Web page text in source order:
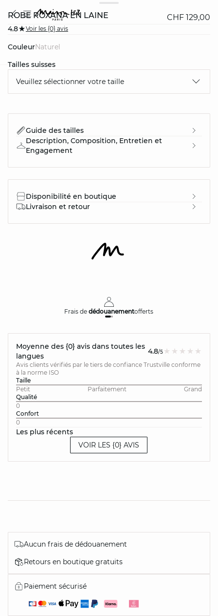
ROBE ROXANA EN LAINE CHF 129,00
4.8 Voir les {0} avis
Couleur
naturel
Tailles suisses
Veuillez sélectionner votre taille
Guide des tailles
Description, Composition, Entretien et
Engagement
Disponibilité en boutique
Livraison et retour
Frais dedédouanementofferts
Moyenne des {0} avis dans toutes les
langues
4.8/5
Avis clients vérifiés par le tiers de confiance Trustville conforme
à la norme ISO
Taille
Petit
Parfaitement
Grand
Qualité
0
Confort
0
Les plus récents
VOIR LES {0} AVIS
Aucun frais de dédouanement
Retours en boutique gratuits
Paiement sécurisé